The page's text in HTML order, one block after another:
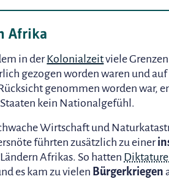
Afrika
in derKolonialzeitviele
gezogen worden waren und
genommen worden war,
kein Nationalgefühl.
Wirtschaft und
führten zusätzlich zu einer
Afrikas. So hatten
es kam zu vielen Bürgerkriegen